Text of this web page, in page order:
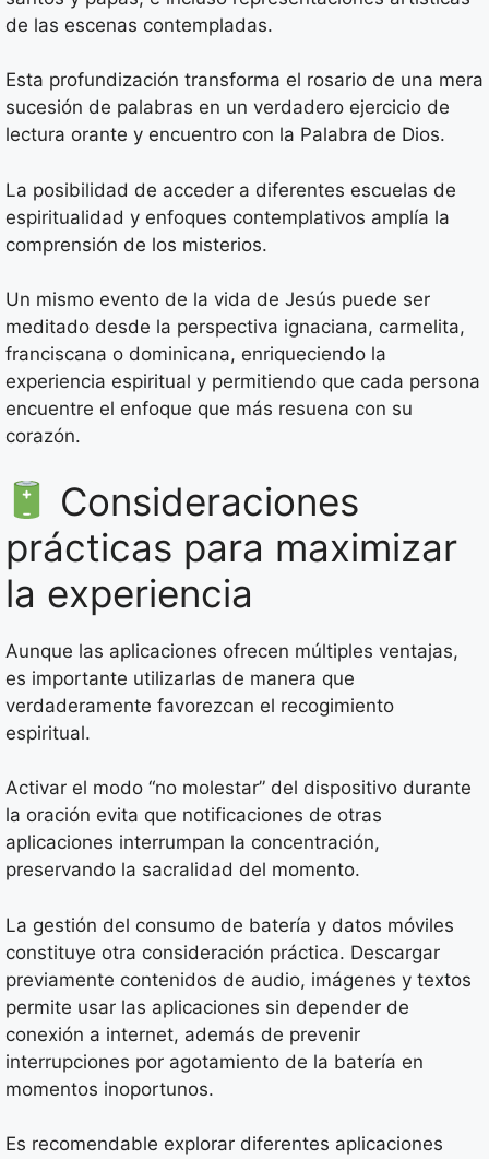
de las escenas contempladas.
Esta profundización transforma el rosario de una mera
sucesión de palabras en un verdadero ejercicio de
lectura orante y encuentro con la Palabra de Dios.
La posibilidad de acceder a diferentes escuelas de
espiritualidad y enfoques contemplativos amplía la
comprensión de los misterios.
Un mismo evento de la vida de Jesús puede ser
meditado desde la perspectiva ignaciana, carmelita,
franciscana o dominicana, enriqueciendo la
experiencia espiritual y permitiendo que cada persona
encuentre el enfoque que más resuena con su
corazón.
Consideraciones
prácticas para maximizar
la experiencia
Aunque las aplicaciones ofrecen múltiples ventajas,
es importante utilizarlas de manera que
verdaderamente favorezcan el recogimiento
espiritual.
Activar el modo “no molestar” del dispositivo durante
la oración evita que notificaciones de otras
aplicaciones interrumpan la concentración,
preservando la sacralidad del momento.
La gestión del consumo de batería y datos móviles
constituye otra consideración práctica. Descargar
previamente contenidos de audio, imágenes y textos
permite usar las aplicaciones sin depender de
conexión a internet, además de prevenir
interrupciones por agotamiento de la batería en
momentos inoportunos.
Es recomendable explorar diferentes aplicaciones